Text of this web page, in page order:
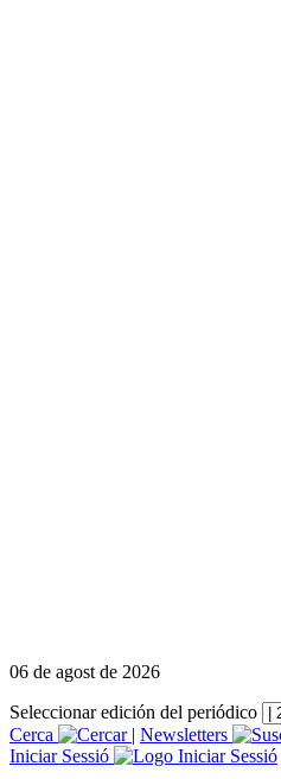
06 de agost de 2026
Seleccionar edición del periódico
Cerca
| Newsletters
Iniciar Sessió